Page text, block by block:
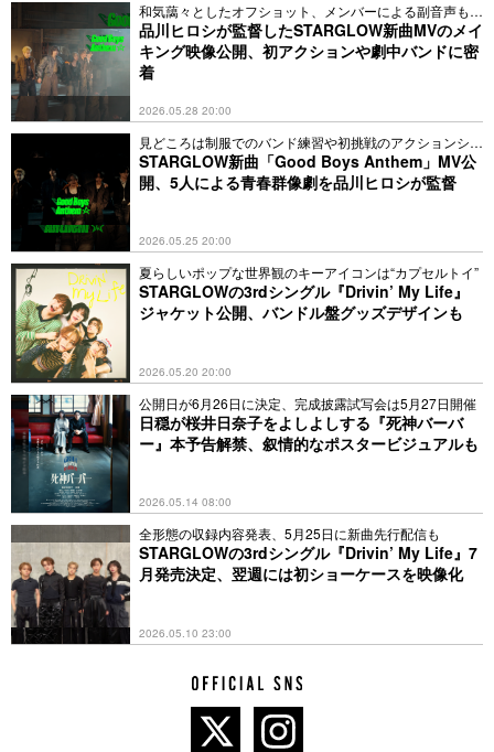
和気藹々としたオフショット、メンバーによる副音声も収
録
品川ヒロシが監督したSTARGLOW新曲MVのメイ
キング映像公開、初アクションや劇中バンドに密
着
2026.05.28 20:00
見どころは制服でのバンド練習や初挑戦のアクションシー
ン
STARGLOW新曲「Good Boys Anthem」MV公
開、5人による青春群像劇を品川ヒロシが監督
2026.05.25 20:00
夏らしいポップな世界観のキーアイコンは“カプセルトイ”
STARGLOWの3rdシングル『Drivin’ My Life』
ジャケット公開、バンドル盤グッズデザインも
2026.05.20 20:00
公開日が6月26日に決定、完成披露試写会は5月27日開催
日穏が桜井日奈子をよしよしする『死神バーバ
ー』本予告解禁、叙情的なポスタービジュアルも
2026.05.14 08:00
全形態の収録内容発表、5月25日に新曲先行配信も
STARGLOWの3rdシングル『Drivin’ My Life』7
月発売決定、翌週には初ショーケースを映像化
2026.05.10 23:00